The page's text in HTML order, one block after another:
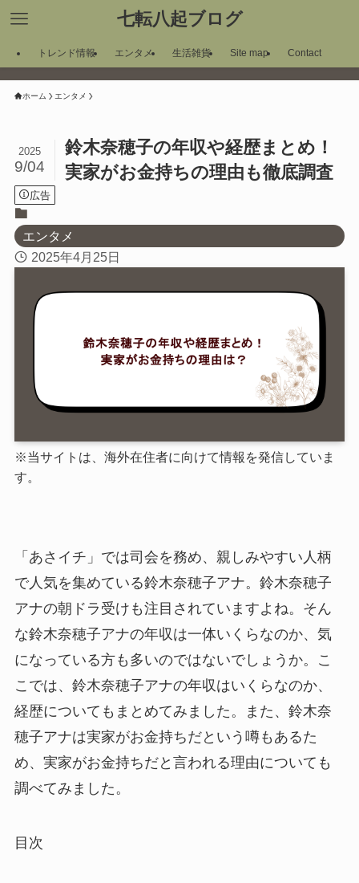
七転八起ブログ
トレンド情報 エンタメ 生活雑貨 Site map Contact
ホーム エンタメ
鈴木奈穂子の年収や経歴まとめ！
実家がお金持ちの理由も徹底調査
2025
9/04
広告
エンタメ
2025年4月25日
※当サイトは、海外在住者に向けて情報を発信していま
す。
「あさイチ」では司会を務め、親しみやすい人柄
で人気を集めている鈴木奈穂子アナ。鈴木奈穂子
アナの朝ドラ受けも注目されていますよね。そん
な鈴木奈穂子アナの年収は一体いくらなのか、気
になっている方も多いのではないでしょうか。こ
こでは、鈴木奈穂子アナの年収はいくらなのか、
経歴についてもまとめてみました。また、鈴木奈
穂子アナは実家がお金持ちだという噂もあるた
め、実家がお金持ちだと言われる理由についても
調べてみました。
目次